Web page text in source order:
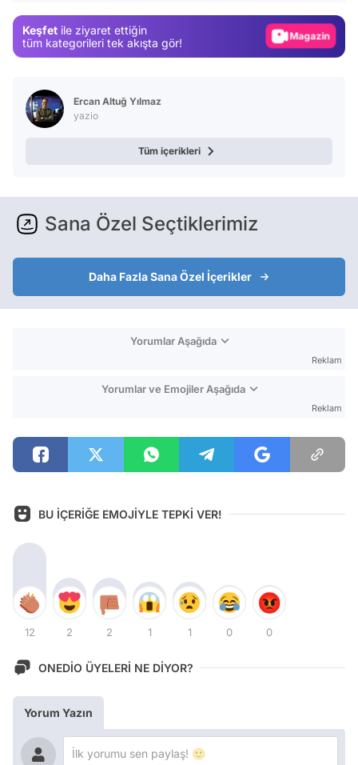
Keşfet ile ziyaret ettiğin
tüm kategorileri tek akışta gör!
Video
Ercan Altuğ Yılmaz
yazio
Tüm içerikleri
Sana Özel Seçtiklerimiz
Daha Fazla Sana Özel İçerikler
Yorumlar Aşağıda
Reklam
Yorumlar ve Emojiler Aşağıda
Reklam
BU İÇERİĞE EMOJİYLE TEPKİ VER!
12 2 2 1 1 0 0
ONEDİO ÜYELERİ NE DİYOR?
Yorum Yazın